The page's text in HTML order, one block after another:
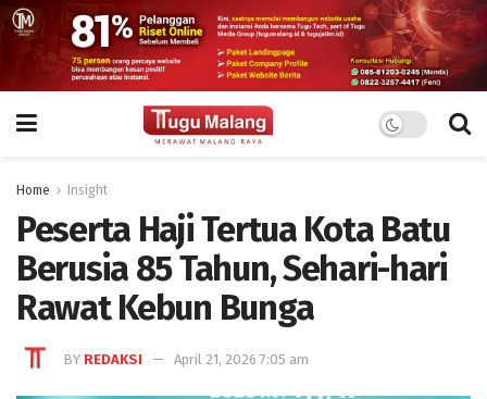
Home Insight
Peserta Haji Tertua Kota Batu
Berusia 85 Tahun, Sehari-hari
Rawat Kebun Bunga
BY REDAKSI April 21, 2026 7:05 am